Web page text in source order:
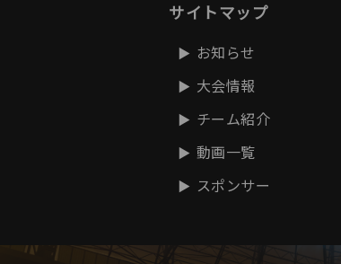
サイトマップ
お知らせ
大会情報
チーム紹介
動画一覧
スポンサー